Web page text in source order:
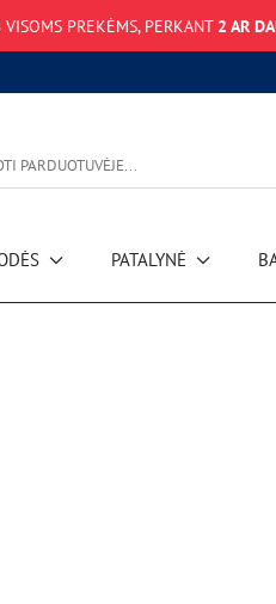
VISOMS PREKĖMS, PERKANT 2 AR
PATALYNĖ